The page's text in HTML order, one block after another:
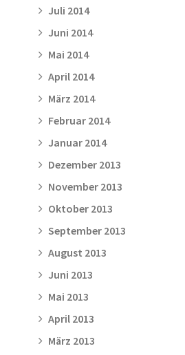
Juli 2014
Juni 2014
Mai 2014
April 2014
März 2014
Februar 2014
Januar 2014
Dezember 2013
November 2013
Oktober 2013
September 2013
August 2013
Juni 2013
Mai 2013
April 2013
März 2013